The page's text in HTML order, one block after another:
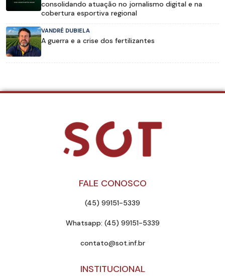
consolidando atuação no jornalismo digital e na
cobertura esportiva regional
VANDRÉ DUBIELA
A guerra e a crise dos fertilizantes
FALE CONOSCO
(45) 99151-5339
Whatsapp: (45) 99151-5339
contato@sot.inf.br
INSTITUCIONAL